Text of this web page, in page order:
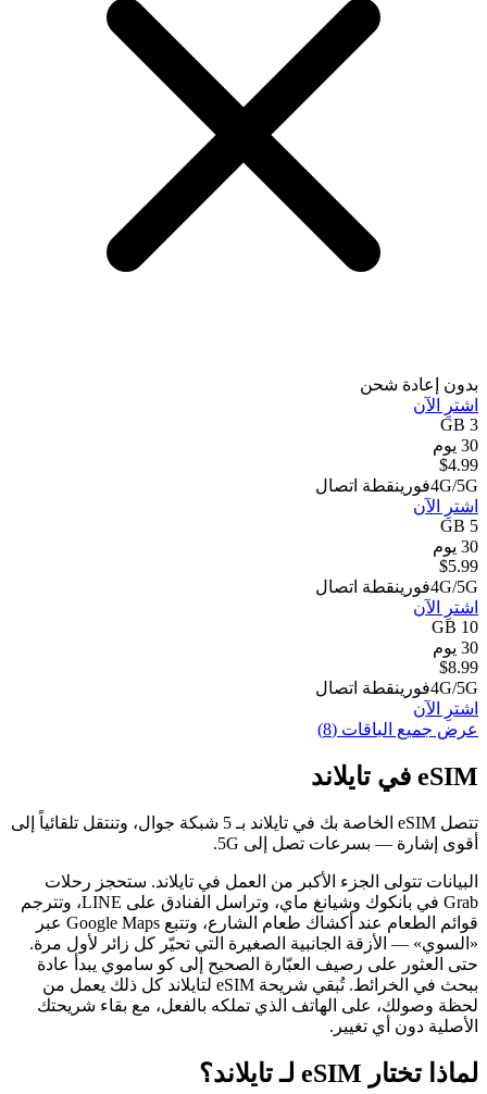
بدون إعادة شحن
اشترِ الآن
3 GB
30 يوم
$4.99
4G/5Gفورينقطة اتصال
اشترِ الآن
5 GB
30 يوم
$5.99
4G/5Gفورينقطة اتصال
اشترِ الآن
10 GB
30 يوم
$8.99
4G/5Gفورينقطة اتصال
اشترِ الآن
عرض جميع الباقات (8)
eSIM في تايلاند
تتصل eSIM الخاصة بك في تايلاند بـ 5 شبكة جوال، وتنتقل تلقائياً إلى
أقوى إشارة — بسرعات تصل إلى 5G.
البيانات تتولى الجزء الأكبر من العمل في تايلاند. ستحجز رحلات
Grab في بانكوك وشيانغ ماي، وتراسل الفنادق على LINE، وتترجم
قوائم الطعام عند أكشاك طعام الشارع، وتتبع Google Maps عبر
«السوي» — الأزقة الجانبية الصغيرة التي تحيّر كل زائر لأول مرة.
حتى العثور على رصيف العبّارة الصحيح إلى كو ساموي يبدأ عادة
ببحث في الخرائط. تُبقي شريحة eSIM لتايلاند كل ذلك يعمل من
لحظة وصولك، على الهاتف الذي تملكه بالفعل، مع بقاء شريحتك
الأصلية دون أي تغيير.
لماذا تختار eSIM لـ تايلاند؟